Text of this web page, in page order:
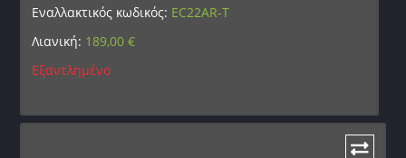
Εναλλακτικός κωδικός: EC22AR-T
Λιανική: 189,00€
Εξαντλημένο